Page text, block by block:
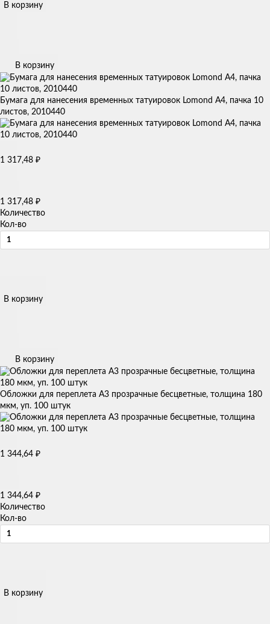
В корзину
В корзину
Бумага для нанесения временных татуировок Lomond A4, пачка 10
листов, 2010440
1 317,48 ₽
1 317,48 ₽
Количество
Кол-во
В корзину
В корзину
Обложки для переплета А3 прозрачные бесцветные, толщина 180
мкм, уп. 100 штук
1 344,64 ₽
1 344,64 ₽
Количество
Кол-во
В корзину